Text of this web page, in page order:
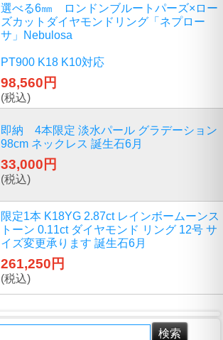
選べる6㎜ ロンドンブルートパーズ×ロー
ズカットダイヤモンドリング「ネプロー
サ」Nebulosa
PT900 K18 K10対応
98,560円
(税込)
即納 4本限定 淡水パール グラデーション
98cm ネックレス 誕生石6月
33,000円
(税込)
限定1本 K18YG 2.87ct レインボームーンス
トーン 0.11ct ダイヤモンド リング 12号 サ
イズ変更承ります 誕生石6月
261,250円
(税込)